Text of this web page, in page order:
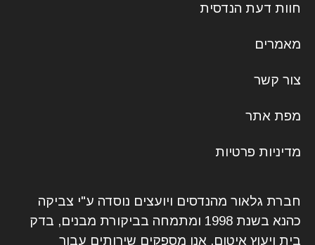
חוות דעת הנדסית
מאמרים
צור קשר
מפת אתר
מדיניות פרטיות
חברת גלאור מהנדסים ויועצים נוסדה ע"י צביקה
כהנא בשנת 1998 ומתמחה בביקורת מבנים, בדק
בית ויעוץ איטום. אנו מספקים שירותים עבור